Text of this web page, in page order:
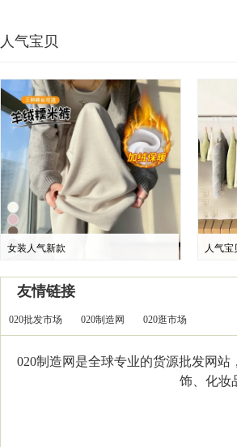
人气宝贝
女装人气新款 人气宝
友情链接
020批发市场 020制造网 020逛市场
020制造网是全球专业的货源批发网
饰、化妆